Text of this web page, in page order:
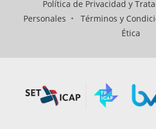
Política de Privacidad y
Personales • Términos y
Ética